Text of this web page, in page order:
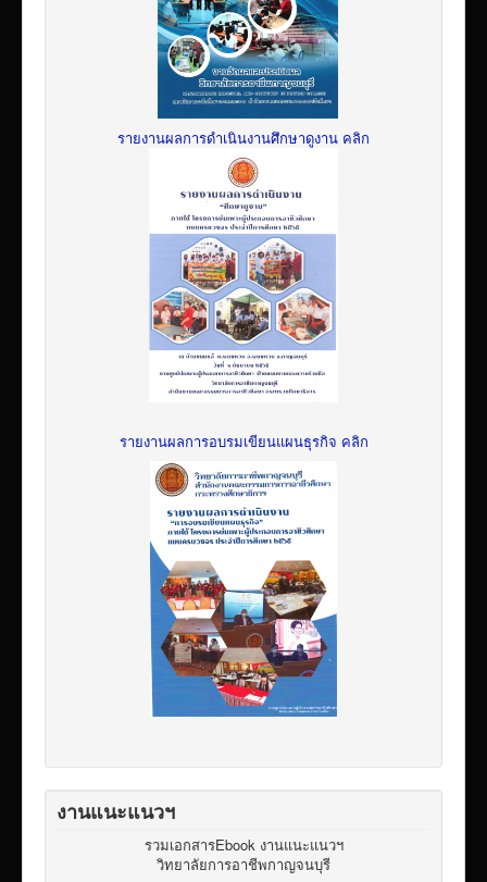
รายงานผลการดำเนินงานศึกษาดูงาน คลิก
รายงานผลการอบรมเขียนแผนธุรกิจ คลิก
งานแนะแนวฯ
รวมเอกสารEbook งานแนะแนวฯ
วิทยาลัยการอาชีพกาญจนบุรี